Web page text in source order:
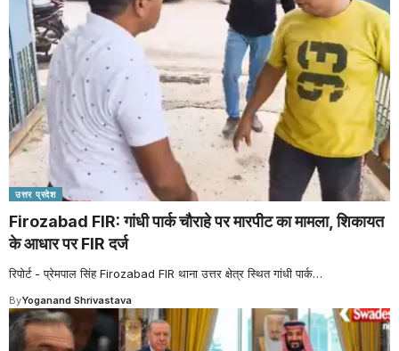
उत्तर प्रदेश
Firozabad FIR: गांधी पार्क चौराहे पर मारपीट का मामला, शिकायत
के आधार पर FIR दर्ज
रिपोर्ट - प्रेमपाल सिंह Firozabad FIR थाना उत्तर क्षेत्र स्थित गांधी पार्क…
ByYoganand Shrivastava